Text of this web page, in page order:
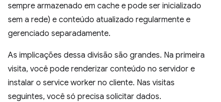
sempre armazenado em cache e pode ser inicializado
sem a rede) e conteúdo atualizado regularmente e
gerenciado separadamente.
As implicações dessa divisão são grandes. Na primeira
visita, você pode renderizar conteúdo no servidor e
instalar o service worker no cliente. Nas visitas
seguintes, você só precisa solicitar dados.